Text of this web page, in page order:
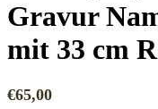
Gravur
mit 33 cm
€65,00